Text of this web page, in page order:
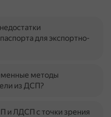
для экспортно-
методы
из ДСП?
и ЛДСП с точки зрения